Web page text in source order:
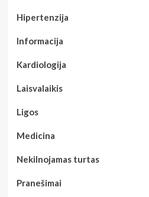
Hipertenzija
Informacija
Kardiologija
Laisvalaikis
Ligos
Medicina
Nekilnojamas turtas
Pranešimai